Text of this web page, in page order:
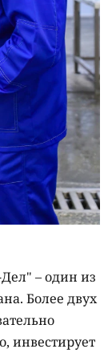
– один из
Более двух
инвестирует